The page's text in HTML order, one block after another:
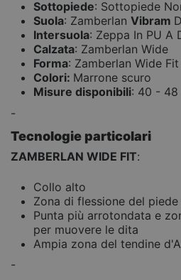
Sottopiede: Sottopiede
Suola: Zamberlan Vibram
Intersuola: Zeppa In PU A
Calzata: Zamberlan Wide
Forma: Zamberlan Wide Fit
Colori: Marrone scuro
Misure disponibili: 40 - 48
-
Tecnologie particolari
ZAMBERLAN WIDE FIT:
Collo alto
Zona di flessione del piede
Punta più arrotondata e
per muovere le dita
Ampia zona del tendine
-